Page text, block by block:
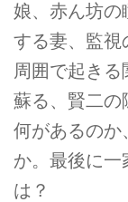
娘、赤ん坊の
する妻、監視
周囲で起き
蘇る、賢二の
何があるのか
か。最後に一
は？